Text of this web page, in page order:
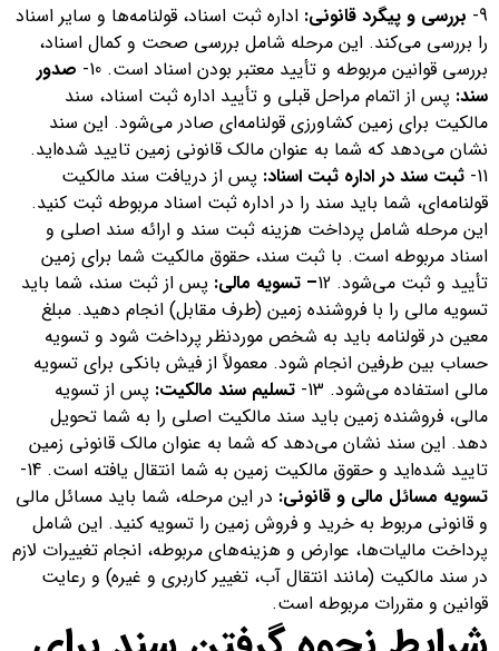
9- بررسی و پیگرد قانونی: اداره ثبت اسناد، قولنامه‌ها و سایر اسناد
را بررسی می‌کند. این مرحله شامل بررسی صحت و کمال اسناد،
بررسی قوانین مربوطه و تأیید معتبر بودن اسناد است. 10-
صدور
سند: پس از اتمام مراحل قبلی و تأیید اداره ثبت اسناد، سند
مالکیت برای زمین کشاورزی قولنامه‌ای صادر می‌شود. این سند
نشان می‌دهد که شما به عنوان مالک قانونی زمین تایید شده‌اید.
11- ثبت سند در اداره ثبت اسناد: پس از دریافت سند مالکیت
قولنامه‌ای، شما باید سند را در اداره ثبت اسناد مربوطه ثبت کنید.
این مرحله شامل پرداخت هزینه ثبت سند و ارائه سند اصلی و
اسناد مربوطه است. با ثبت سند، حقوق مالکیت شما برای زمین
تأیید و ثبت می‌شود. 12
– تسویه مالی: پس از ثبت سند، شما باید
تسویه مالی را با فروشنده زمین (طرف مقابل) انجام دهید. مبلغ
معین در قولنامه باید به شخص موردنظر پرداخت شود و تسویه
حساب بین طرفین انجام شود. معمولاً از فیش بانکی برای تسویه
مالی استفاده می‌شود. 13-
تسلیم سند مالکیت: پس از تسویه
مالی، فروشنده زمین باید سند مالکیت اصلی را به شما تحویل
دهد. این سند نشان می‌دهد که شما به عنوان مالک قانونی زمین
تایید شده‌اید و حقوق مالکیت زمین به شما انتقال یافته است. 14-
تسویه مسائل مالی و قانونی: در این مرحله، شما باید مسائل مالی
و قانونی مربوط به خرید و فروش زمین را تسویه کنید. این شامل
پرداخت مالیات‌ها، عوارض و هزینه‌های مربوطه، انجام تغییرات لازم
در سند مالکیت (مانند انتقال آب، تغییر کاربری و غیره) و رعایت
قوانین و مقررات مربوطه است.